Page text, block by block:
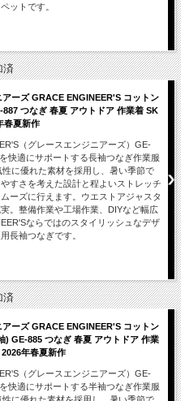
ットです。
済
アーズ GRACE ENGINEER'S コットン
887 つなぎ 春夏 アウトドア 作業着 SK
春夏新作
（グレースエンジニアーズ）GE-
快適にサポートする長袖つなぎ作業服
に優れた素材を採用し、暑い季節で
すさを考えた設計と程よいストレッチ
ーズに行えます。ウエストアジャスタ
。整備作業や工場作業、DIYなど幅広
ならではのスタイリッシュなデザ
長袖つなぎです。
済
アーズ GRACE ENGINEER'S コットン
) GE-885 つなぎ 春夏 アウトドア 作業
年春夏新作
（グレースエンジニアーズ）GE-
快適にサポートする半袖つなぎ作業服